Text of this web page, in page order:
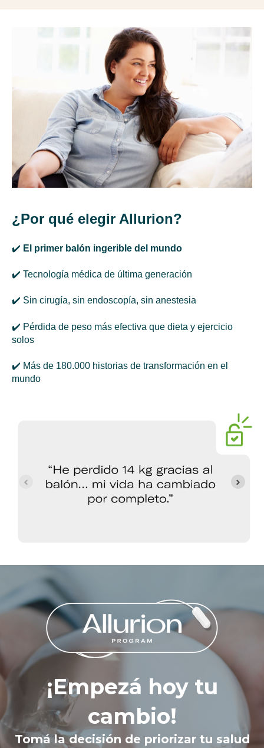
¿Por qué elegir Allurion?
✔️ El primer balón ingerible del mundo
✔️ Tecnología médica de última generación
✔️ Sin cirugía, sin endoscopía, sin anestesia
✔️ Pérdida de peso más efectiva que dieta y ejercicio
solos
✔️ Más de 180.000 historias de transformación en el
mundo
¡Empezá hoy tu
cambio!
Tomá la decisión de priorizar tu salud